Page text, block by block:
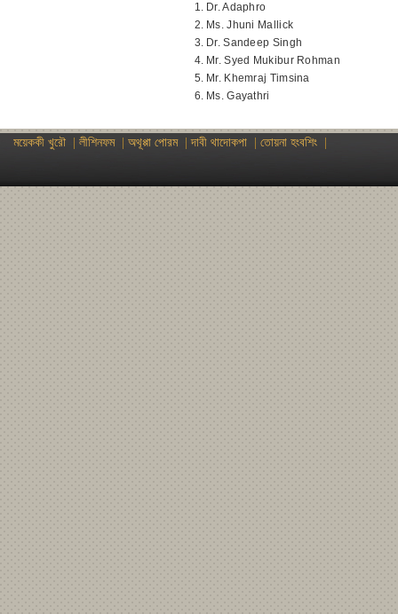
1. Dr. Adaphro
2. Ms. Jhuni Mallick
3. Dr. Sandeep Singh
4. Mr. Syed Mukibur Rohman
5. Mr. Khemraj Timsina
6. Ms. Gayathri
ময়েককী খুরৌ লীশিনফম| অথূপ্পা পোরম|দাবী থাদোকপা তোয়না হংবশিং